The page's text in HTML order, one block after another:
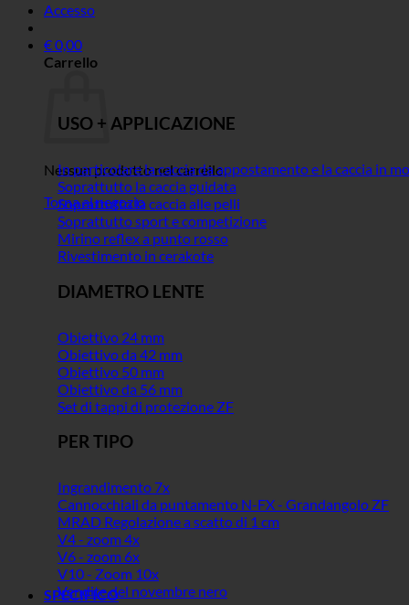
Accesso
€0,00
Carrello
Nessun prodotto nel carrello.
Torna al negozio
USO + APPLICAZIONE
In particolare la caccia da appostamento e la caccia in
Soprattutto la caccia guidata
Soprattutto la caccia alle pelli
Soprattutto sport e competizione
Mirino reflex a punto rosso
Rivestimento in cerakote
DIAMETRO LENTE
Obiettivo 24 mm
Obiettivo da 42 mm
Obiettivo 50 mm
Obiettivo da 56 mm
Set di tappi di protezione ZF
PER TIPO
Ingrandimento 7x
Cannocchiali da puntamento N-FX - Grandangolo ZF
MRAD Regolazione a scatto di 1 cm
V4 - zoom 4x
V6 - zoom 6x
V10 - Zoom 10x
Vendite del novembre nero
SPECIFICO